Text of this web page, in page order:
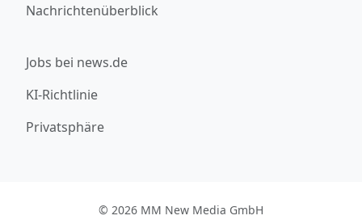
Nachrichtenüberblick
Jobs bei news.de
KI-Richtlinie
Privatsphäre
© 2026 MM New Media GmbH